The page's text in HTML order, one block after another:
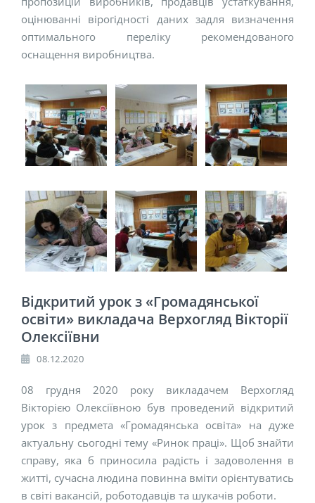
оцінюванні вірогідності даних задля визначення
оптимального переліку рекомендованого
оснащення виробництва.
Відкритий урок з «Громадянської
освіти» викладача Верхогляд Вікторії
Олексіївни
08.12.2020
08 грудня 2020 року викладачем Верхогляд
Вікторією Олексіївною був проведений відкритий
урок з предмета «Громадянська освіта» на дуже
актуальну сьогодні тему «Ринок праці». Щоб знайти
справу, яка б приносила радість і задоволення в
житті, сучасна людина повинна вміти орієнтуватись
в світі вакансій, роботодавців та шукачів роботи.